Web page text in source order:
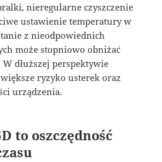
nieregularne czyszczenie
ustawienie temperatury w
z nieodpowiednich
może stopniowo obniżać
dłuższej perspektywie
ryzyko usterek oraz
urządzenia.
to oszczędność